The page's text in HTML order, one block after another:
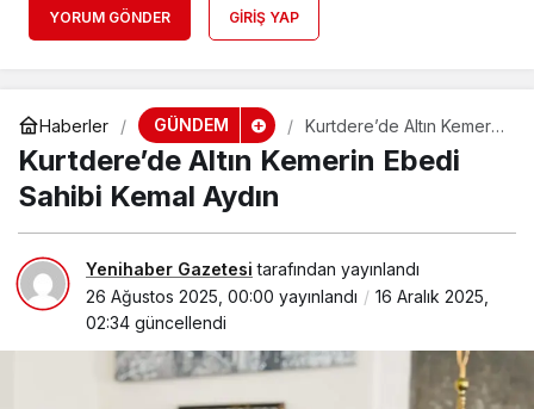
YORUM GÖNDER GIRIŞ YAP
Haberler GÜNDEM
Kurtdere’de Altın Kemerin
Ebedi Sahibi Kemal Aydın
Kurtdere’de Altın Kemerin Ebedi
Sahibi Kemal Aydın
Yenihaber Gazetesi tarafından yayınlandı
26 Ağustos 2025, 00:00 yayınlandı
16 Aralık 2025,
02:34 güncellendi